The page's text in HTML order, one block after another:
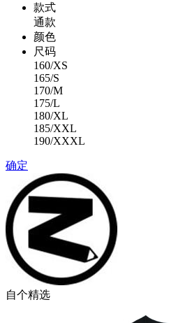
款式
通款
颜色
尺码
160/XS
165/S
170/M
175/L
180/XL
185/XXL
190/XXXL
确定
自个精选